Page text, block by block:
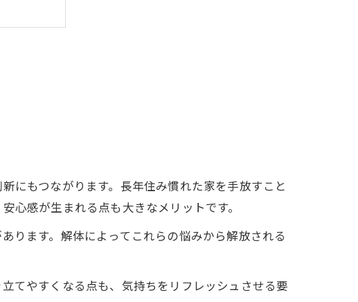
ント
説
にもつながります。長年住み慣れた家を手放すこと
心感が生まれる点も大きなメリットです。
ります。解体によってこれらの悩みから解放される
てやすくなる点も、気持ちをリフレッシュさせる要